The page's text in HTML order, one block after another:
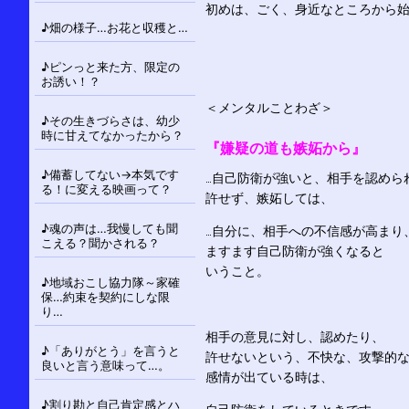
初めは、ごく、身近なところから
＜メンタルことわざ＞
『嫌疑の道も嫉妬から』
…自己防衛が強いと、相手を認めら
許せず、嫉妬しては、
…自分に、相手への不信感が高まり、
ますます自己防衛が強くなると
いうこと。
相手の意見に対し、認めたり、
許せないという、不快な、攻撃的な
感情が出ている時は、
♪畑の様子…お花と収穫と…
♪ピンっと来た方、限定の
お誘い！？
♪その生きづらさは、幼少
時に甘えてなかったから？
♪備蓄してない→本気です
る！に変える映画って？
♪魂の声は…我慢しても聞
こえる？聞かされる？
♪地域おこし協力隊～家確
保…約束を契約にしな限
り…
♪「ありがとう」を言うと
良いと言う意味って…。
♪割り勘と自己肯定感とハ